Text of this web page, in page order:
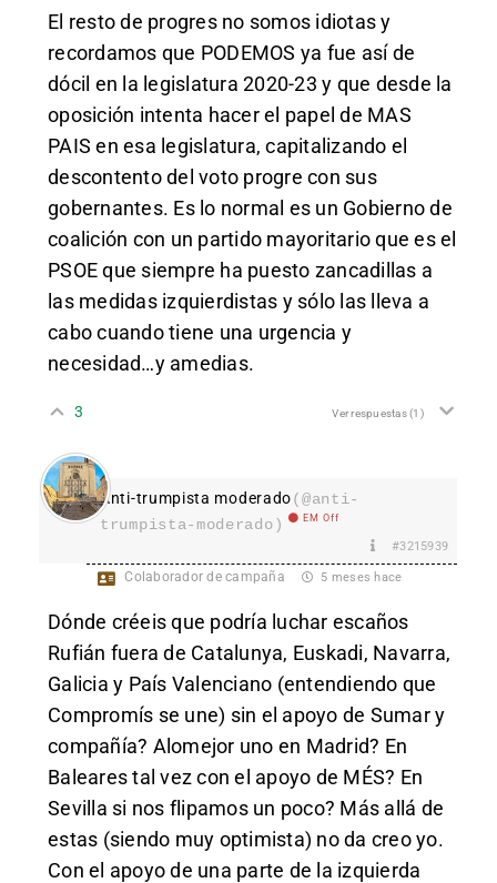
El resto de progres no somos idiotas y
recordamos que PODEMOS ya fue así de
dócil en la legislatura 2020-23 y que desde la
oposición intenta hacer el papel de MAS
PAIS en esa legislatura, capitalizando el
descontento del voto progre con sus
gobernantes. Es lo normal es un Gobierno de
coalición con un partido mayoritario que es el
PSOE que siempre ha puesto zancadillas a
las medidas izquierdistas y sólo las lleva a
cabo cuando tiene una urgencia y
necesidad…y amedias.
3 Ver respuestas(1)
Anti-trumpista moderado(@anti-
trumpista-moderado)
EM Off
#3215939
Colaborador de campaña 5 meses hace
Dónde créeis que podría luchar escaños
Rufián fuera de Catalunya, Euskadi, Navarra,
Galicia y País Valenciano (entendiendo que
Compromís se une) sin el apoyo de Sumar y
compañía? Alomejor uno en Madrid? En
Baleares tal vez con el apoyo de MÉS? En
Sevilla si nos flipamos un poco? Más allá de
estas (siendo muy optimista) no da creo yo.
Con el apoyo de una parte de la izquierda